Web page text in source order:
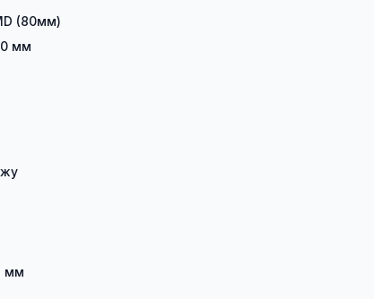
(80мм)
мм
мм